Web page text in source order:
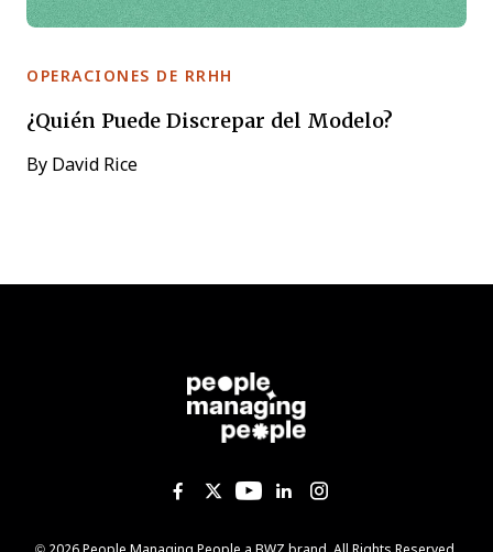
OPERACIONES DE RRHH
¿Quién Puede Discrepar del Modelo?
By David Rice
Like us on Facebook
Follow us on Twitter
Follow us on
Add us on
Follow us on
Opens new window